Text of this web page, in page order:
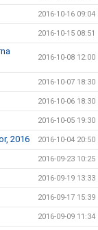
2016-10-16 09:04
2016-10-15 08:51
2016-10-08 12:00
2016-10-07 18:30
2016-10-06 18:30
2016-10-05 19:30
2016 2016-10-04 20:50
2016-09-23 10:25
2016-09-19 13:33
2016-09-17 15:39
2016-09-09 11:34